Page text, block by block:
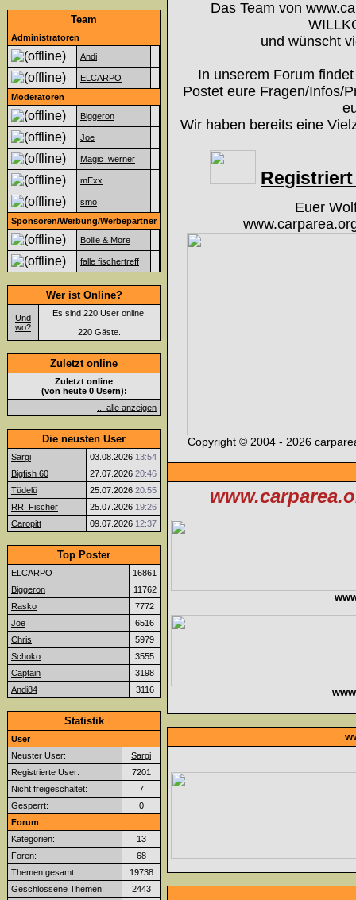
Team
Administratoren
Andi
ELCARPO
Moderatoren
Biggeron
Joe
Magic_werner
mExx
smo
Sponsoren/Werbung/Werbepartner
Boilie & More
falle fischertreff
Wer ist Online?
Und
wo?
Es sind 220 User online.
220 Gäste.
Zuletzt online
Zuletzt online
(von heute 0 Usern):
... alle anzeigen
Die neusten User
Sargi 03.08.2026 13:54
Bigfish 60
27.07.2026 20:46
Tüdelü
25.07.2026 20:55
RR_Fischer
25.07.2026 19:26
Caropitt
09.07.2026 12:37
Top Poster
ELCARPO
16861
Biggeron
11762
Rasko
7772
Joe
6516
Chris
5979
Schoko
3555
Captain
3198
Andi84
3116
Statistik
User
Neuster User:
Sargi
Registrierte User:
7201
Nicht freigeschaltet:
7
Gesperrt:
0
Forum
Kategorien:
13
Foren:
68
Themen gesamt:
19738
Geschlossene Themen:
2443
Das Team von
und wünscht
In unserem Forum
Postet eure Fragen/Infos/
Wir haben bereits eine
Euer
Copyright © 2004 - 2026